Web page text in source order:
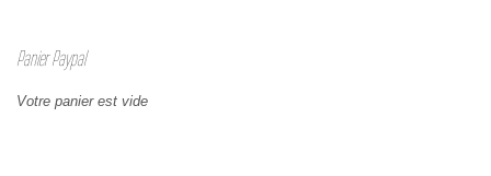
Panier Paypal
Votre panier est vide